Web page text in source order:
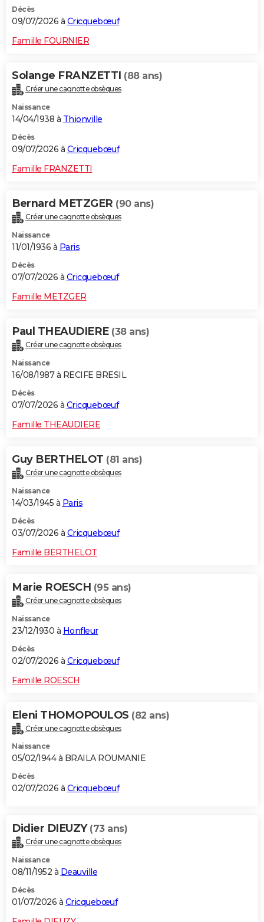
Décès
09/07/2026 à Cricquebœuf
Famille FOURNIER
Solange FRANZETTI (88 ans)
Créer une cagnotte obsèques
Naissance
14/04/1938 à Thionville
Décès
09/07/2026 à Cricquebœuf
Famille FRANZETTI
Bernard METZGER (90 ans)
Créer une cagnotte obsèques
Naissance
11/01/1936 à Paris
Décès
07/07/2026 à Cricquebœuf
Famille METZGER
Paul THEAUDIERE (38 ans)
Créer une cagnotte obsèques
Naissance
16/08/1987 à RECIFE BRESIL
Décès
07/07/2026 à Cricquebœuf
Famille THEAUDIERE
Guy BERTHELOT (81 ans)
Créer une cagnotte obsèques
Naissance
14/03/1945 à Paris
Décès
03/07/2026 à Cricquebœuf
Famille BERTHELOT
Marie ROESCH (95 ans)
Créer une cagnotte obsèques
Naissance
23/12/1930 à Honfleur
Décès
02/07/2026 à Cricquebœuf
Famille ROESCH
Eleni THOMOPOULOS (82 ans)
Créer une cagnotte obsèques
Naissance
05/02/1944 à BRAILA ROUMANIE
Décès
02/07/2026 à Cricquebœuf
Didier DIEUZY (73 ans)
Créer une cagnotte obsèques
Naissance
08/11/1952 à Deauville
Décès
01/07/2026 à Cricquebœuf